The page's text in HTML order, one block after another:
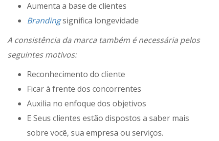
Aumenta a base de clientes
Brandingsignifica longevidade
A consistência da marca também é necessária pelos
seguintes motivos:
Reconhecimento do cliente
Ficar à frente dos concorrentes
Auxilia no enfoque dos objetivos
E Seus clientes estão dispostos a saber mais
sobre você, sua empresa ou serviços.